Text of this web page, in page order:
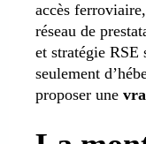
accès
réseau de
et stratégie RSE
seulement
proposer une